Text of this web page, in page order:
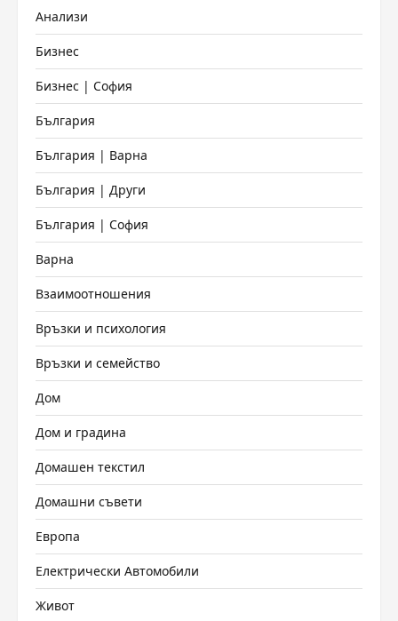
Анализи
Бизнес
Бизнес | София
България
България | Варна
България | Други
България | София
Варна
Взаимоотношения
Връзки и психология
Връзки и семейство
Дом
Дом и градина
Домашен текстил
Домашни съвети
Европа
Електрически Автомобили
Живот